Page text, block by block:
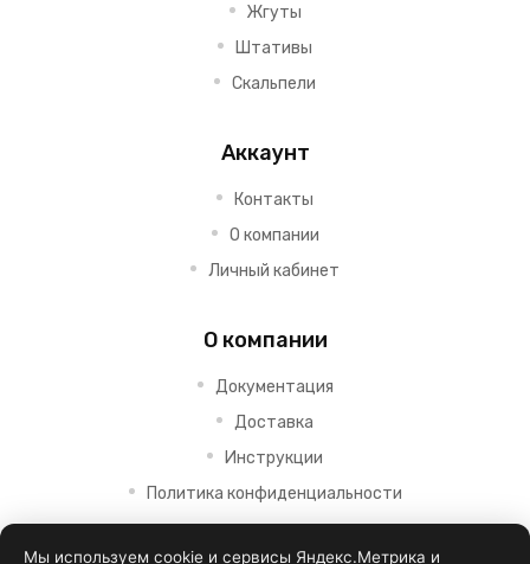
Жгуты
Штативы
Скальпели
Аккаунт
Контакты
О компании
Личный кабинет
О компании
Документация
Доставка
Инструкции
Политика конфиденциальности
Мы используем cookie и сервисы Яндекс.Метрика и